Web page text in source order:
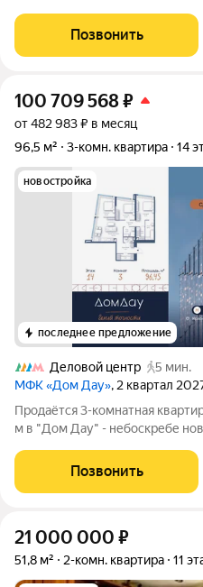
светлая квартира с
этаже 22-этажного дома
Позвонить
100 709 568₽
от 482 983 ₽ в месяц
96,5 м²
3-комн. квартира 14
новостройка
последнее предложение
Деловой центр
5 мин.
МФК «Дом Дау», 2 квартал
Прoдаётся 3-кoмнaтнaя
м в "Дом Дау" - небоскребе
нeбocкpeб, рacпoложeнный в
Pоccии. Это больше, чeм
Позвонить
21 000 000 ₽
51,8 м² 2-комн. квартира 11